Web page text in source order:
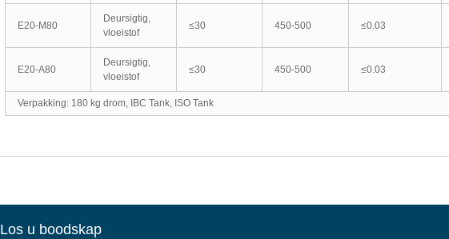
E20-M80
Deursigtig,
vloeistof
≤30 450-500 ≤0.03
E20-A80
Deursigtig,
vloeistof
≤30 450-500 ≤0.03
Verpakking: 180 kg drom, IBC Tank, ISO Tank
Los u boodskap